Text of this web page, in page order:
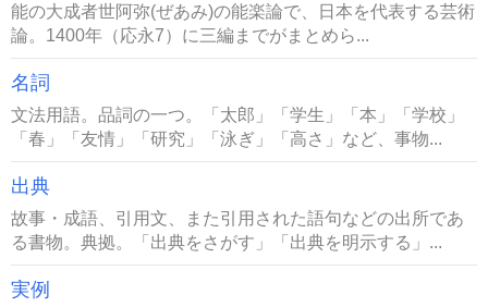
能の大成者世阿弥(ぜあみ)の能楽論で、日本を代表する芸術
論。1400年（応永7）に三編までがまとめら...
名詞
文法用語。品詞の一つ。「太郎」「学生」「本」「学校」
「春」「友情」「研究」「泳ぎ」「高さ」など、事物...
出典
故事・成語、引用文、また引用された語句などの出所であ
る書物。典拠。「出典をさがす」「出典を明示する」...
実例